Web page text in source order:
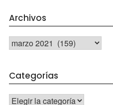
Archivos
Archivos
Categorías
CATEGORÍAS